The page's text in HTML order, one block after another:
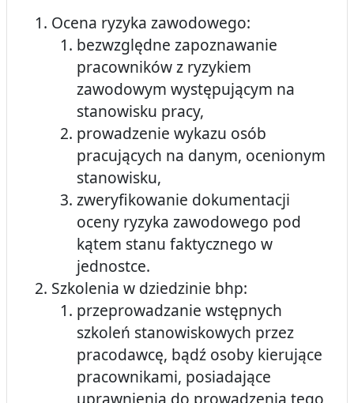
Ocena ryzyka zawodowego:
bezwzględne zapoznawanie
pracowników z ryzykiem
zawodowym występującym na
stanowisku pracy,
prowadzenie wykazu osób
pracujących na danym, ocenionym
stanowisku,
zweryfikowanie dokumentacji
oceny ryzyka zawodowego pod
kątem stanu faktycznego w
jednostce.
Szkolenia w dziedzinie bhp:
przeprowadzanie wstępnych
szkoleń stanowiskowych przez
pracodawcę, bądź osoby kierujące
pracownikami, posiadające